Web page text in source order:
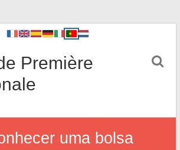
Première
uma bolsa